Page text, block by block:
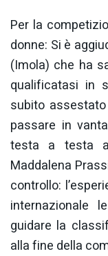
Per la
donne: Si è
(Imola) che ha
qualificatasi in
subito
passare in
testa a testa a
Maddalena
controllo:
internazionale
guidare la
alla fine della